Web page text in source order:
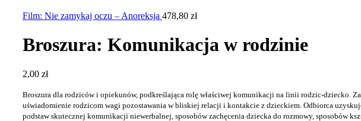
Film: Nie zamykaj oczu – Anoreksja 478,80 zł
Broszura: Komunikacja w rodzinie
2,00 zł
Broszura dla rodziców i opiekunów, podkreślająca rolę właściwej komunikacji na linii rodzic-dziecko.
uświadomienie rodzicom wagi pozostawania w bliskiej relacji i kontakcie z dzieckiem. Odbiorca
podstaw skutecznej komunikacji niewerbalnej, sposobów zachęcenia dziecka do rozmowy, sposobów